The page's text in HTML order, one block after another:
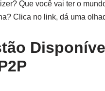
Que você vai ter o
Clica no link, dá uma